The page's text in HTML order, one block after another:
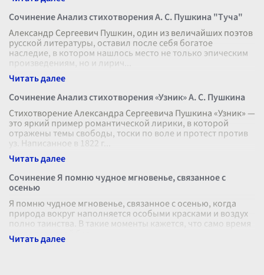
Сочинение Анализ стихотворения А. С. Пушкина "Туча"
Александр Сергеевич Пушкин, один из величайших поэтов
русской литературы, оставил после себя богатое
наследие, в котором нашлось место не только эпическим
произведениям, но и лирич
Сочинение Анализ стихотворения «Узник» А. С. Пушкина
Стихотворение Александра Сергеевича Пушкина «Узник» —
это яркий пример романтической лирики, в которой
отражены темы свободы, тоски по воле и протест против
уз. Написанное в 1822 г...
Сочинение Я помню чудное мгновенье, связанное с
осенью
Я помню чудное мгновенье, связанное с осенью, когда
природа вокруг наполняется особыми красками и воздух
полно таинства. В такие моменты кажется, что само время
замедляет свой бег,